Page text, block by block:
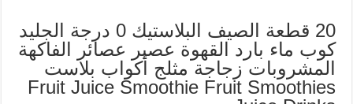
20 قطعة الصيف البلاستيك 0 درجة الجليد
كوب ماء بارد القهوة عصير عصائر الفاكهة
المشروبات زجاجة مثلج أكواب بلاست
Fruit Juice Smoothie Fruit Smoothies